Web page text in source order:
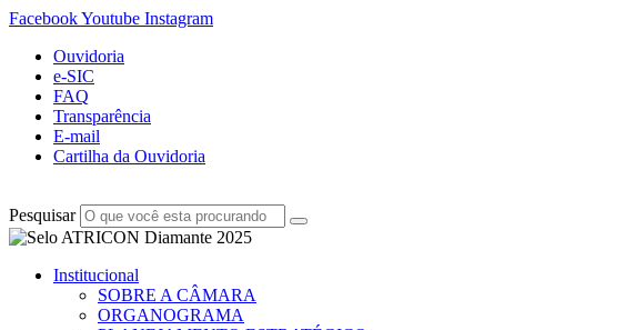
FacebookYoutube Instagram
Ouvidoria
e-SIC
FAQ
Transparência
E-mail
Cartilha da Ouvidoria
Pesquisar
Institucional
SOBRE A CÂMARA
ORGANOGRAMA